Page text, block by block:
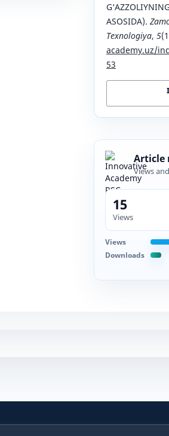
ASOSIDA).
Texnologiya, 5
academy.uz/
53
Article
Views
15
Views
Views
Downloads